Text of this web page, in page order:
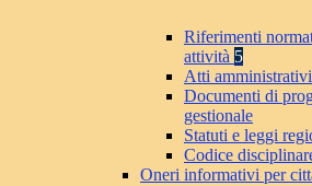
Riferimenti
attività 5
Atti
Documenti di
gestionale
Statuti e leggi
Codice
Oneri informativi per